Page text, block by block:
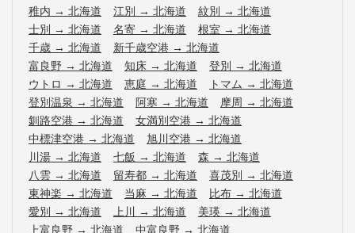
稚内 → 北海道 江別 → 北海道 紋別 → 北海道
士別 → 北海道 名寄 → 北海道 根室 → 北海道
千歳 → 北海道 新千歳空港 → 北海道
富良野 → 北海道 知床 → 北海道 登別 → 北海道
ウトロ → 北海道 恵庭 → 北海道 トマム → 北海道
登別温泉 → 北海道 阿寒 → 北海道 摩周 → 北海道
釧路空港 → 北海道 女満別空港 → 北海道
中標津空港 → 北海道 旭川空港 → 北海道
川湯 → 北海道 七飯 → 北海道 森 → 北海道
八雲 → 北海道 留寿都 → 北海道 喜茂別 → 北海道
東神楽 → 北海道 当麻 → 北海道 比布 → 北海道
愛別 → 北海道 上川 → 北海道 美瑛 → 北海道
上富良野 → 北海道 中富良野 → 北海道